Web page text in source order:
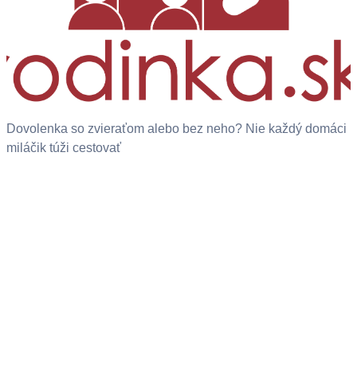
Dovolenka so zvieraťom alebo bez neho? Nie každý domáci
miláčik túži cestovať